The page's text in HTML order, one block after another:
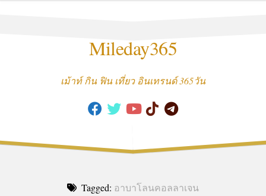
Mileday365
เม้าท์ กิน ฟิน เที่ยว อินเทรนด์ 365วัน
Tagged: อาบาโลนคอลลาเจน